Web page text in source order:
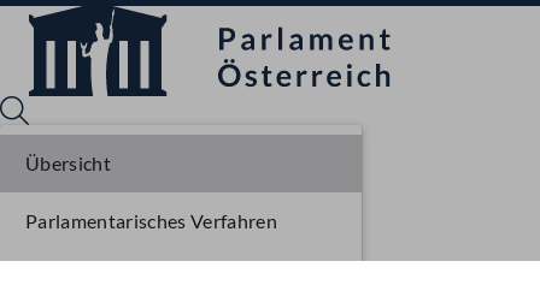
Übersicht
Parlamentarisches Verfahren